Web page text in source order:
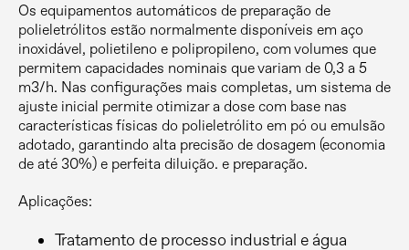
Os equipamentos automáticos de preparação de
polieletrólitos estão normalmente disponíveis em aço
inoxidável, polietileno e polipropileno, com volumes que
permitem capacidades nominais que variam de 0,3 a 5
m3/h. Nas configurações mais completas, um sistema de
ajuste inicial permite otimizar a dose com base nas
características físicas do polieletrólito em pó ou emulsão
adotado, garantindo alta precisão de dosagem (economia
de até 30%) e perfeita diluição. e preparação.
Aplicações:
Tratamento de processo industrial e água